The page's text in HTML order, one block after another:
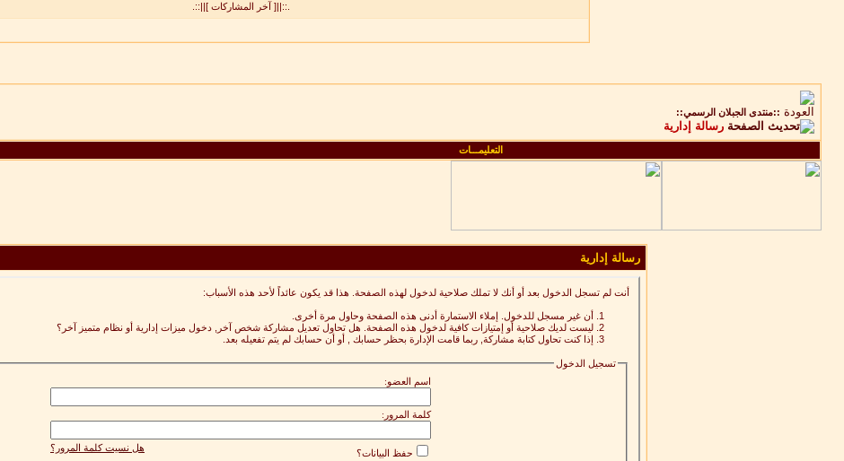
.::||[ آخر المشاركات ]||::.
::منتدى الجبلان الرسمي::
رسالة إدارية
التعليمـــات
رسالة إدارية
أنت لم تسجل الدخول بعد أو أنك لا تملك صلاحية لدخول لهذه الصفحة. هذا قد يكون عائداً لأحد هذه الأسباب:
أن غير مسجل للدخول. إملاء الاستمارة أدنى هذه الصفحة وحاول مرة أخرى.
ليست لديك صلاحية أو إمتيازات كافية لدخول هذه الصفحة. هل تحاول تعديل مشاركة شخص آخر, دخول ميزات إدارية أو نظام متميز آخر؟
إذا كنت تحاول كتابة مشاركة, ربما قامت الإدارة بحظر حسابك , أو أن حسابك لم يتم تفعيله بعد.
تسجيل الدخول
اسم العضو:
كلمة المرور:
هل نسيت كلمة المرور؟ حفظ البيانات؟